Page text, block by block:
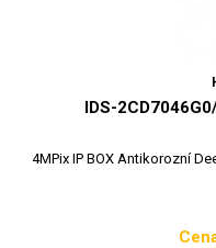
IDS-
4MPix IP BOX Antikorozní